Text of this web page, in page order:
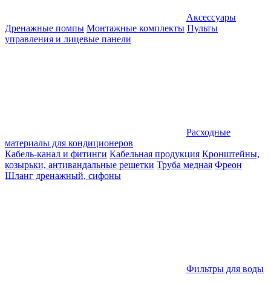
Аксессуары
Дренажные помпы Монтажные комплекты Пульты
управления и лицевые панели
Расходные
материалы для кондиционеров
Кабель-канал и фитинги Кабельная продукция Кронштейны,
козырьки, антивандальные решетки Труба медная Фреон
Шланг дренажный, сифоны
Фильтры для воды